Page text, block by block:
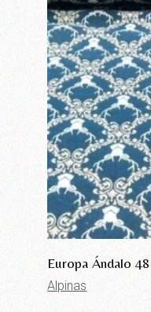
Europa Ándalo 48
Alpinas